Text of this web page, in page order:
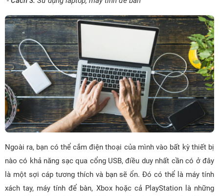
Ngoài ra, bạn có thể cắm điện thoại của mình vào bất kỳ thiết bị
nào có khả năng sạc qua cổng USB, điều duy nhất cần có ở đây
là một sợi cáp tương thích và bạn sẽ ổn. Đó có thể là máy tính
xách tay, máy tính để bàn, Xbox hoặc cả PlayStation là những